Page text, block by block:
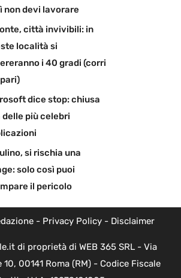
non devi lavorare
città invivibili: in
località si
i 40 gradi (corri
dice stop: chiusa
delle più celebri
si rischia una
solo così puoi
il pericolo
- Privacy Policy- Disclaimer
di proprietà di WEB 365 SRL - Via
10, 00141 Roma (RM) - Codice Fiscale